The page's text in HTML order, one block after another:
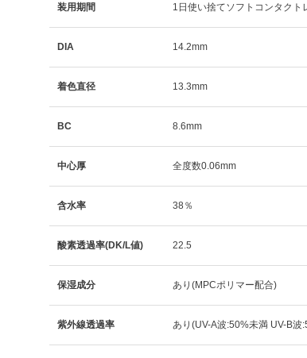
装用期間 1日使い捨てソフトコンタクト
DIA 14.2mm
着色直径 13.3mm
BC 8.6mm
中心厚 全度数0.06mm
含水率 38％
酸素透過率(DK/L値) 22.5
保湿成分 あり(MPCポリマー配合)
紫外線透過率 あり(UV-A波:50%未満 UV-B波